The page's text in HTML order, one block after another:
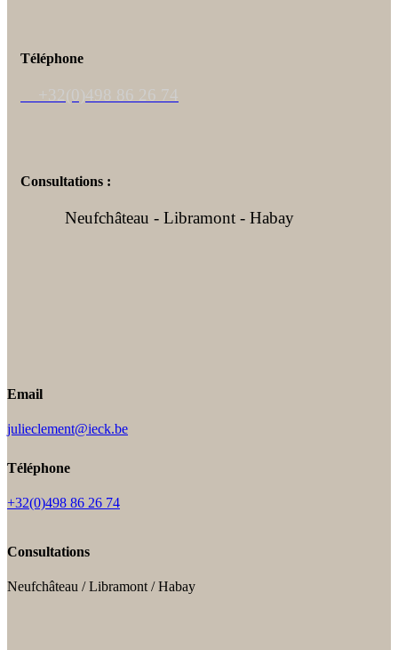
Téléphone
+32(0)498 86 26 74
Consultations :
Neufchâteau - Libramont - Habay
Email
julieclement@ieck.be
Téléphone
+32(0)498 86 26 74
Consultations
Neufchâteau / Libramont / Habay